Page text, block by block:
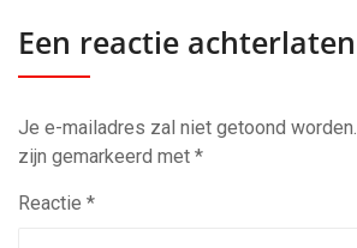
Een reactie achterlaten
Je e-mailadres zal niet getoond worden.
zijn gemarkeerd met *
Reactie *